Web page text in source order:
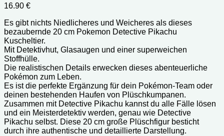
16.90 €
Es gibt nichts Niedlicheres und Weicheres als dieses
bezaubernde 20 cm Pokemon Detective Pikachu
Kuscheltier.
Mit Detektivhut, Glasaugen und einer superweichen
Stoffhülle.
Die realistischen Details erwecken dieses abenteuerliche
Pokémon zum Leben.
Es ist die perfekte Ergänzung für dein Pokémon-Team oder
deinen bestehenden Haufen von Plüschkumpanen.
Zusammen mit Detective Pikachu kannst du alle Fälle lösen
und ein Meisterdetektiv werden, genau wie Detective
Pikachu selbst. Diese 20 cm große Plüschfigur besticht
durch ihre authentische und detaillierte Darstellung.